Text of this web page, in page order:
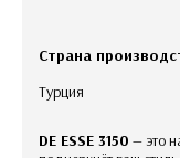
Страна
Турция
DE ESSE 3150 — это